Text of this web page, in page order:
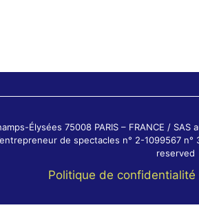
Élysées 75008 PARIS – FRANCE /
de spectacles n° 2-1099567
reserved
Politique de confidentialité